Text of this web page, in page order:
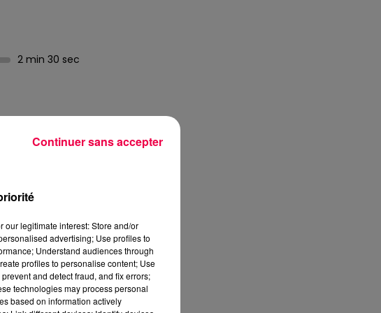
2 min 30 sec
s'installer à
de joie et de
passionné
construction
legitimate interest: Store and/or
advertising; Use profiles to
Understand audiences through
profiles to personalise content; Use
and detect fraud, and fix errors;
technologies may process personal
based on information actively
Continuer sans accepter